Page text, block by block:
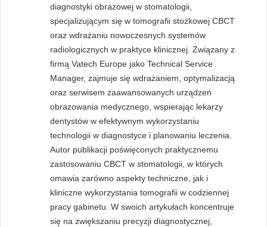
diagnostyki obrazowej w stomatologii,
specjalizującym się w tomografii stożkowej CBCT
oraz wdrażaniu nowoczesnych systemów
radiologicznych w praktyce klinicznej. Związany z
firmą Vatech Europe jako Technical Service
Manager, zajmuje się wdrażaniem, optymalizacją
oraz serwisem zaawansowanych urządzeń
obrazowania medycznego, wspierając lekarzy
dentystów w efektywnym wykorzystaniu
technologii w diagnostyce i planowaniu leczenia.
Autor publikacji poświęconych praktycznemu
zastosowaniu CBCT w stomatologii, w których
omawia zarówno aspekty techniczne, jak i
kliniczne wykorzystania tomografii w codziennej
pracy gabinetu. W swoich artykułach koncentruje
się na zwiększaniu precyzji diagnostycznej,